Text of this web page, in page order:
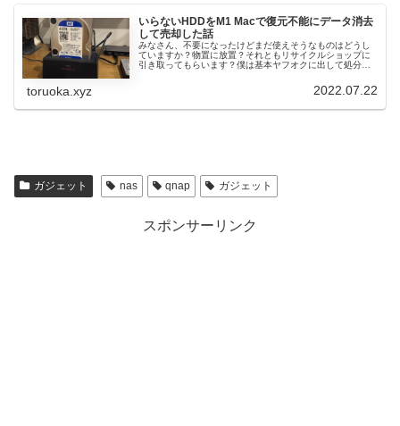
いらないHDDをM1 Macで復元不能にデータ消去
して売却した話
みなさん、不要になったけどまだ使えそうなものはどうし
ていますか？物置に放置？それともリサイクルショップに
引き取ってもらいます？僕は基本ヤフオクに出して処分で
toruoka.xyz 2022.07.22
ガジェット nas qnap ガジェット
スポンサーリンク